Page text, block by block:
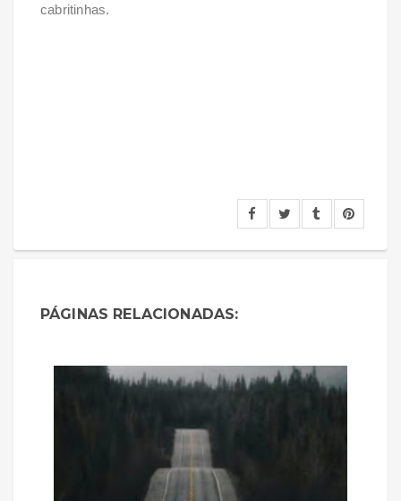
cabritinhas.
PÁGINAS RELACIONADAS: